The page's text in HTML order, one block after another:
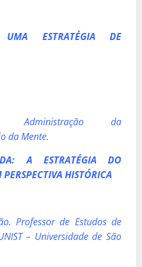
UMA ESTRATÉGIA DE
Administração da
da Mente.
A ESTRATÉGIA DO
HISTÓRICA
Professor de Estudos de
– Universidade de São